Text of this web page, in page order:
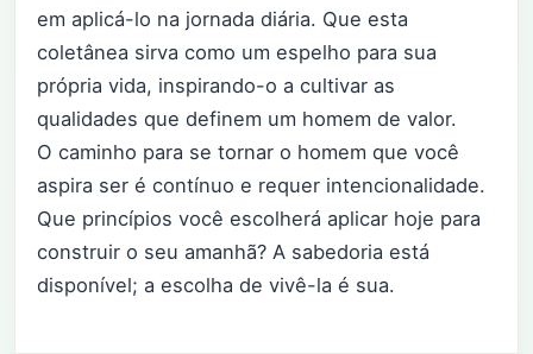
em aplicá-lo na jornada diária. Que esta
coletânea sirva como um espelho para sua
própria vida, inspirando-o a cultivar as
qualidades que definem um homem de valor.
O caminho para se tornar o homem que você
aspira ser é contínuo e requer intencionalidade.
Que princípios você escolherá aplicar hoje para
construir o seu amanhã? A sabedoria está
disponível; a escolha de vivê-la é sua.